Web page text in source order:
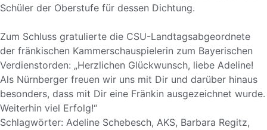
Schüler der Oberstufe für dessen Dichtung.
Zum Schluss gratulierte die CSU-Landtagsabgeordnete
der fränkischen Kammerschauspielerin zum Bayerischen
Verdienstorden: „Herzlichen Glückwunsch, liebe Adeline!
Als Nürnberger freuen wir uns mit Dir und darüber hinaus
besonders, dass mit Dir eine Fränkin ausgezeichnet wurde.
Weiterhin viel Erfolg!“
Schlagwörter: Adeline Schebesch, AKS, Barbara Regitz,